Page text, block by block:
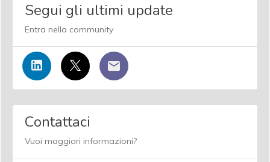
Segui gli ultimi update
Entra nella community
Contattaci
Vuoi maggiori informazioni?